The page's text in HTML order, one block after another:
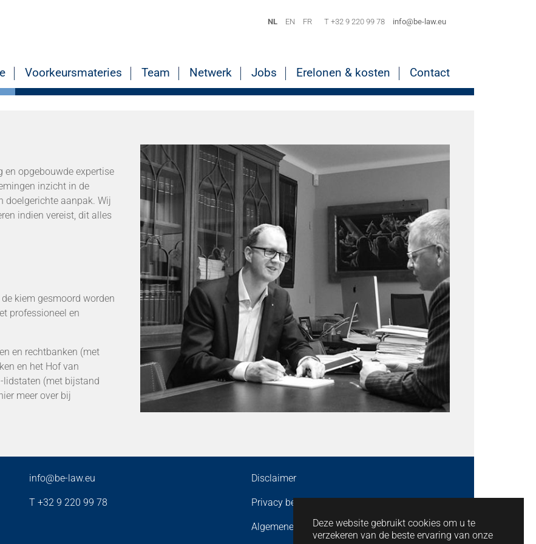
Deze website gebruikt cookies om u te
verzekeren van de beste ervaring van onze
(current)
Voorkeursmateries Team Netwerk Jobs Erelonen & kosten Contact
opgebouwde expertise
inzicht in de
doelgerichte aanpak. Wij
indien vereist, dit alles
kiem gesmoord worden
professioneel en
en rechtbanken (met
en het Hof van
lidstaten (met bijstand
meer over bij
info@be-law.eu
T +32 9 220 99 78
Disclaimer
Privacy beleid
Algemene voorwaarden
NL EN FR T +32 9 220 99 78 info@be-law.eu